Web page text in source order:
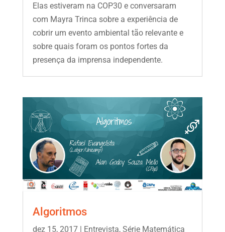
Elas estiveram na COP30 e conversaram
com Mayra Trinca sobre a experiência de
cobrir um evento ambiental tão relevante e
sobre quais foram os pontos fortes da
presença da imprensa independente.
Algoritmos
dez 15, 2017| Entrevista, Série Matemática